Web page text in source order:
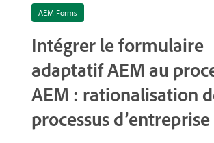
AEM Forms
Intégrer le formulaire
adaptatif AEM au
AEM : rationalisation
processus d’entreprise